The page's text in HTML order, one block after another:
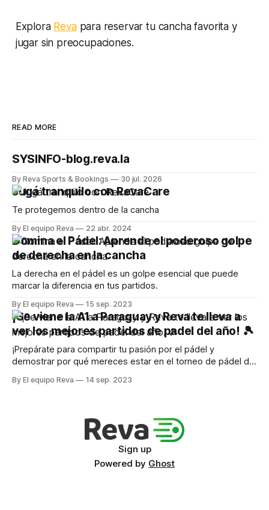
Explora Revapara reservar tu cancha favorita y
jugar sin preocupaciones.
READ MORE
SYSINFO-blog.reva.la
By Reva Sports & Bookings 30 jul. 2026
Jugá tranquilo con RevaCare
Te protegemos dentro de la cancha
By El equipo Reva 22 abr. 2024
Domina el Pádel: Aprende el poderoso golpe
de derecha en la cancha
La derecha en el pádel es un golpe esencial que puede
marcar la diferencia en tus partidos.
By El equipo Reva 15 sep. 2023
¡Se viene la A1 a Paraguay y Reva te lleva a
ver los mejores partidos de padel del año! 🎾
¡Prepárate para compartir tu pasión por el pádel y
demostrar por qué mereces estar en el torneo de pádel del
By El equipo Reva 14 sep. 2023
Sign up
Powered by Ghost